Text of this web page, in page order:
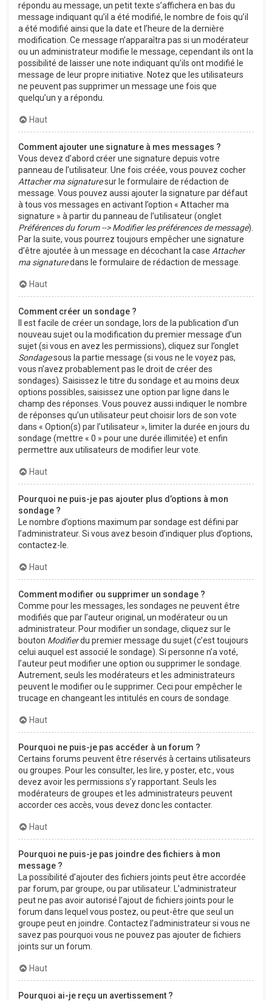
répondu au message, un petit texte s’affichera en bas du
message indiquant qu’il a été modifié, le nombre de fois qu’il
a été modifié ainsi que la date et l’heure de la dernière
modification. Ce message n’apparaîtra pas si un modérateur
ou un administrateur modifie le message, cependant ils ont la
possibilité de laisser une note indiquant qu’ils ont modifié le
message de leur propre initiative. Notez que les utilisateurs
ne peuvent pas supprimer un message une fois que
quelqu’un y a répondu.
Haut
Comment ajouter une signature à mes messages ?
Vous devez d’abord créer une signature depuis votre
panneau de l’utilisateur. Une fois créée, vous pouvez cocher
Attacher ma signaturesur le formulaire de rédaction de
message. Vous pouvez aussi ajouter la signature par défaut
à tous vos messages en activant l’option « Attacher ma
signature » à partir du panneau de l’utilisateur (onglet
Préférences du forum --> Modifier les préférences de message).
Par la suite, vous pourrez toujours empêcher une signature
d’être ajoutée à un message en décochant la case Attacher
ma signaturedans le formulaire de rédaction de message.
Haut
Comment créer un sondage ?
Il est facile de créer un sondage, lors de la publication d’un
nouveau sujet ou la modification du premier message d’un
sujet (si vous en avez les permissions), cliquez sur l’onglet
Sondagesous la partie message (si vous ne le voyez pas,
vous n’avez probablement pas le droit de créer des
sondages). Saisissez le titre du sondage et au moins deux
options possibles, saisissez une option par ligne dans le
champ des réponses. Vous pouvez aussi indiquer le nombre
de réponses qu’un utilisateur peut choisir lors de son vote
dans « Option(s) par l’utilisateur », limiter la durée en jours du
sondage (mettre « 0 » pour une durée illimitée) et enfin
permettre aux utilisateurs de modifier leur vote.
Haut
Pourquoi ne puis-je pas ajouter plus d’options à mon
sondage ?
Le nombre d’options maximum par sondage est défini par
l’administrateur. Si vous avez besoin d’indiquer plus d’options,
contactez-le.
Haut
Comment modifier ou supprimer un sondage ?
Comme pour les messages, les sondages ne peuvent être
modifiés que par l’auteur original, un modérateur ou un
administrateur. Pour modifier un sondage, cliquez sur le
bouton Modifierdu premier message du sujet (c’est toujours
celui auquel est associé le sondage). Si personne n’a voté,
l’auteur peut modifier une option ou supprimer le sondage.
Autrement, seuls les modérateurs et les administrateurs
peuvent le modifier ou le supprimer. Ceci pour empêcher le
trucage en changeant les intitulés en cours de sondage.
Haut
Pourquoi ne puis-je pas accéder à un forum ?
Certains forums peuvent être réservés à certains utilisateurs
ou groupes. Pour les consulter, les lire, y poster, etc., vous
devez avoir les permissions s’y rapportant. Seuls les
modérateurs de groupes et les administrateurs peuvent
accorder ces accès, vous devez donc les contacter.
Haut
Pourquoi ne puis-je pas joindre des fichiers à mon
message ?
La possibilité d’ajouter des fichiers joints peut être accordée
par forum, par groupe, ou par utilisateur. L’administrateur
peut ne pas avoir autorisé l’ajout de fichiers joints pour le
forum dans lequel vous postez, ou peut-être que seul un
groupe peut en joindre. Contactez l’administrateur si vous ne
savez pas pourquoi vous ne pouvez pas ajouter de fichiers
joints sur un forum.
Haut
Pourquoi ai-je reçu un avertissement ?